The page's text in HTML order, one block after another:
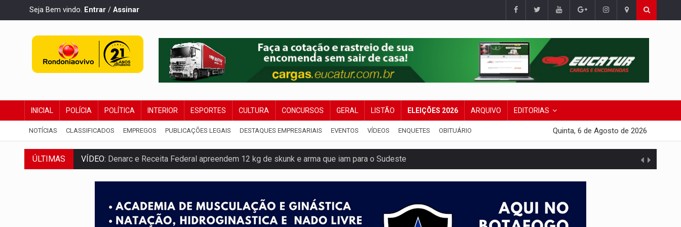
Seja Bem vindo. Entrar / Assinar
INICIAL POLÍCIA POLÍTICA INTERIOR ESPORTES CULTURA CONCURSOS GERAL LISTÃO ELEIÇÕES 2026 ARQUIVO EDITORIAS
NOTÍCIAS CLASSIFICADOS EMPREGOS PUBLICAÇÕES LEGAIS DESTAQUES EMPRESARIAIS EVENTOS VÍDEOS ENQUETES OBITUÁRIO Quinta, 6 de Agosto de 2026
ÚLTIMAS VÍDEO: Denarc e Receita Federal apreendem 12 kg de skunk e arma que iam para o Sudeste
Espetáculo As Marias Somos Nós será apresentado na capital
Três são presos após furto de motocicleta em frente de academia